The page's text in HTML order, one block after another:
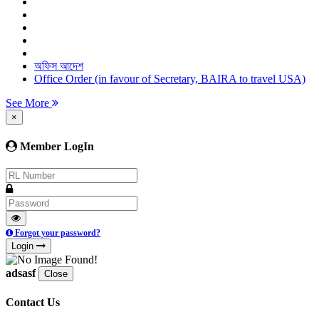
অফিস আদেশ
Office Order (in favour of Secretary, BAIRA to travel USA)
See More
×
Member LogIn
Forgot your password?
Login
adsasf Close
Contact Us